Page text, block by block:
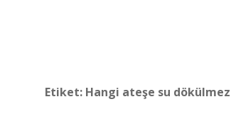
Etiket: Hangi ateşe su dökülmez